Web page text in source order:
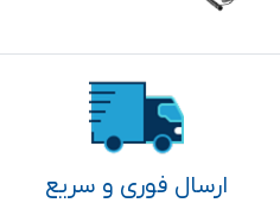
ارسال فوری و سریع